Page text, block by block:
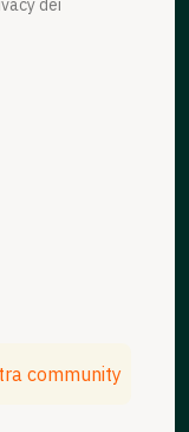
dei
community